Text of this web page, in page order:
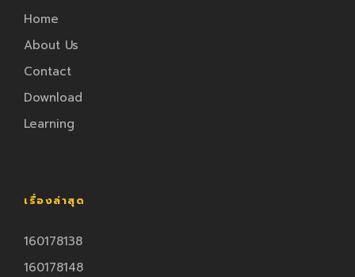
Home
About Us
Contact
Download
Learning
เรื่องล่าสุด
160178138
160178148